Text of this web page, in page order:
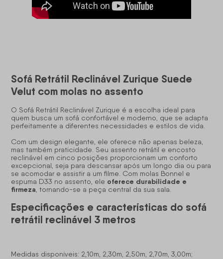
Sofá Retrátil Reclinável Zurique Suede
Velut com molas no assento
O Sofá Retrátil Reclinável Zurique é a escolha ideal para
quem busca um sofá confortável e moderno, que se adapta
perfeitamente a diferentes necessidades e estilos de vida.
Com um design elegante, ele oferece não apenas beleza,
mas também praticidade. Seu assento retrátil e encosto
reclinável em cinco posições proporcionam um conforto
excepcional, seja para descansar após um longo dia ou para
se acomodar e assistir a um filme. Com molas Bonnel e
espuma D33 no assento, ele oferece durabilidade e
firmeza , tornando-se a peça central da sua sala.
Especificações e características do sofá
retrátil reclinável 3 metros
Medidas disponíveis: 2,10m, 2,30m, 2,50m, 2,70m, 3,00m;